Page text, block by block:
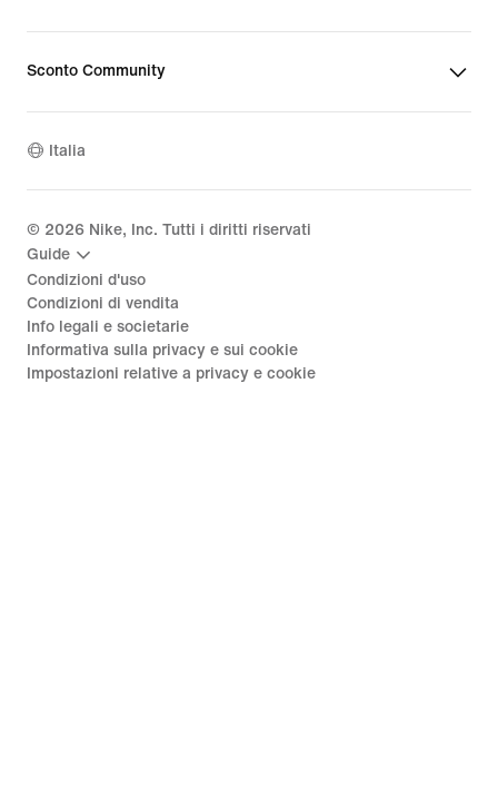
Sconto Community
Italia
© 2026 Nike, Inc. Tutti i diritti riservati
Guide
Condizioni d'uso
Condizioni di vendita
Info legali e societarie
Informativa sulla privacy e sui cookie
Impostazioni relative a privacy e cookie